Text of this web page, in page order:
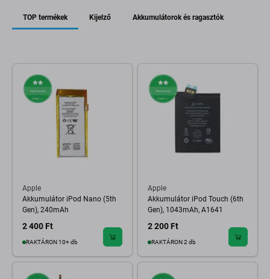
TOP termékek Kijelző Akkumulátorok és ragasztók
Apple
Akkumulátor iPod Nano (5th
Gen), 240mAh
2 400 Ft
RAKTÁRON 10+ db
Apple
Akkumulátor iPod Touch (6th
Gen), 1043mAh, A1641
2 200 Ft
RAKTÁRON 2 db